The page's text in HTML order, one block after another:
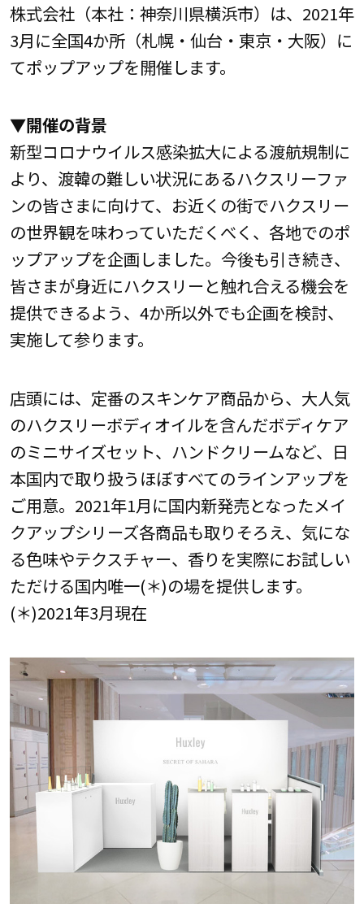
株式会社（本社：神奈川県横浜市）は、2021年
3月に全国4か所（札幌・仙台・東京・大阪）に
てポップアップを開催します。
▼開催の背景
新型コロナウイルス感染拡大による渡航規制に
より、渡韓の難しい状況にあるハクスリーファ
ンの皆さまに向けて、お近くの街でハクスリー
の世界観を味わっていただくべく、各地でのポ
ップアップを企画しました。今後も引き続き、
皆さまが身近にハクスリーと触れ合える機会を
提供できるよう、4か所以外でも企画を検討、
実施して参ります。
店頭には、定番のスキンケア商品から、大人気
のハクスリーボディオイルを含んだボディケア
のミニサイズセット、ハンドクリームなど、日
本国内で取り扱うほぼすべてのラインアップを
ご用意。2021年1月に国内新発売となったメイ
クアップシリーズ各商品も取りそろえ、気にな
る色味やテクスチャー、香りを実際にお試しい
ただける国内唯一(＊)の場を提供します。
(＊)2021年3月現在